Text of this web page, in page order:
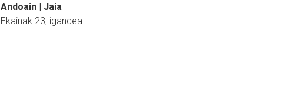
Andoain | Jaia
Ekainak 23, igandea